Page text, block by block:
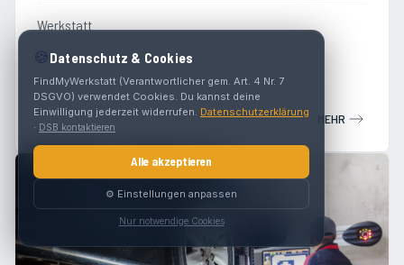
Werkstatt
Toyota
MEHR
🍪Datenschutz & Cookies
FindMyWerkstatt (Verantwortlicher gem. Art. 4 Nr. 7
DSGVO) verwendet Cookies. Du kannst deine
Einwilligung jederzeit widerrufen. Datenschutzerklärung
· DSB kontaktieren
Alle akzeptieren
⚙️ Einstellungen anpassen
Nur notwendige Cookies